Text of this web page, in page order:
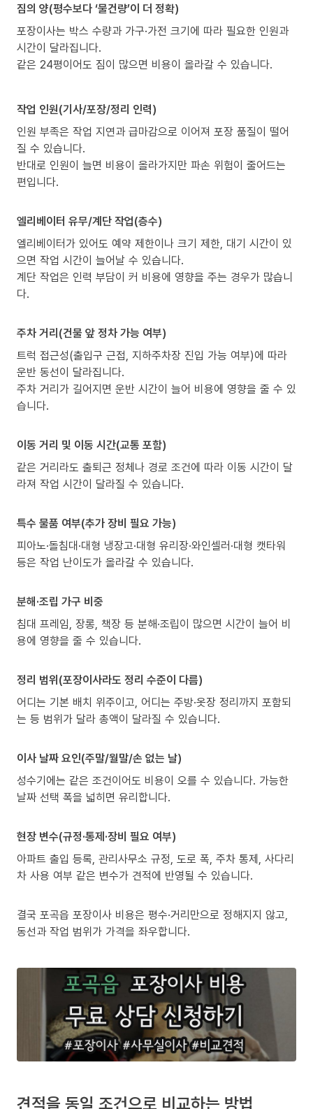
짐의 양(평수보다 ‘물건량’이 더 정확)
포장이사는 박스 수량과 가구·가전 크기에 따라 필요한 인원과
시간이 달라집니다.
같은 24평이어도 짐이 많으면 비용이 올라갈 수 있습니다.
작업 인원(기사/포장/정리 인력)
인원 부족은 작업 지연과 급마감으로 이어져 포장 품질이 떨어
질 수 있습니다.
반대로 인원이 늘면 비용이 올라가지만 파손 위험이 줄어드는
편입니다.
엘리베이터 유무/계단 작업(층수)
엘리베이터가 있어도 예약 제한이나 크기 제한, 대기 시간이 있
으면 작업 시간이 늘어날 수 있습니다.
계단 작업은 인력 부담이 커 비용에 영향을 주는 경우가 많습니
다.
주차 거리(건물 앞 정차 가능 여부)
트럭 접근성(출입구 근접, 지하주차장 진입 가능 여부)에 따라
운반 동선이 달라집니다.
주차 거리가 길어지면 운반 시간이 늘어 비용에 영향을 줄 수 있
습니다.
이동 거리 및 이동 시간(교통 포함)
같은 거리라도 출퇴근 정체나 경로 조건에 따라 이동 시간이 달
라져 작업 시간이 달라질 수 있습니다.
특수 물품 여부(추가 장비 필요 가능)
피아노·돌침대·대형 냉장고·대형 유리장·와인셀러·대형 캣타워
등은 작업 난이도가 올라갈 수 있습니다.
분해·조립 가구 비중
침대 프레임, 장롱, 책장 등 분해·조립이 많으면 시간이 늘어 비
용에 영향을 줄 수 있습니다.
정리 범위(포장이사라도 정리 수준이 다름)
어디는 기본 배치 위주이고, 어디는 주방·옷장 정리까지 포함되
는 등 범위가 달라 총액이 달라질 수 있습니다.
이사 날짜 요인(주말/월말/손 없는 날)
성수기에는 같은 조건이어도 비용이 오를 수 있습니다. 가능한
날짜 선택 폭을 넓히면 유리합니다.
현장 변수(규정·통제·장비 필요 여부)
아파트 출입 등록, 관리사무소 규정, 도로 폭, 주차 통제, 사다리
차 사용 여부 같은 변수가 견적에 반영될 수 있습니다.
결국 포곡읍 포장이사 비용은 평수·거리만으로 정해지지 않고,
동선과 작업 범위가 가격을 좌우합니다.
견적을 동일 조건으로 비교하는 방법